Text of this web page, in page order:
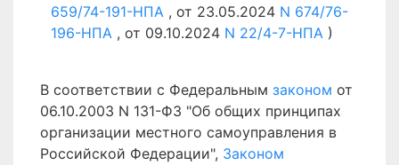
659/74-191-НПА , от 23.05.2024 N 674/76-
196-НПА , от 09.10.2024 N 22/4-7-НПА )
В соответствии с Федеральным законом от
06.10.2003 N 131-ФЗ "Об общих принципах
организации местного самоуправления в
Российской Федерации", Законом